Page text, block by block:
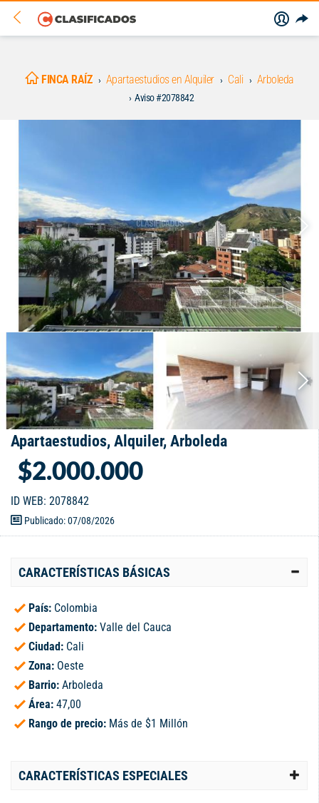
FINCA RAÍZ Apartaestudios en Alquiler Cali Arboleda
Aviso #2078842
Apartaestudios, Alquiler, Arboleda
$2.000.000
ID WEB: 2078842
Publicado: 07/08/2026
CARACTERÍSTICAS BÁSICAS
País: Colombia
Departamento: Valle del Cauca
Ciudad: Cali
Zona: Oeste
Barrio: Arboleda
Área: 47,00
Rango de precio: Más de $1 Millón
CARACTERÍSTICAS ESPECIALES